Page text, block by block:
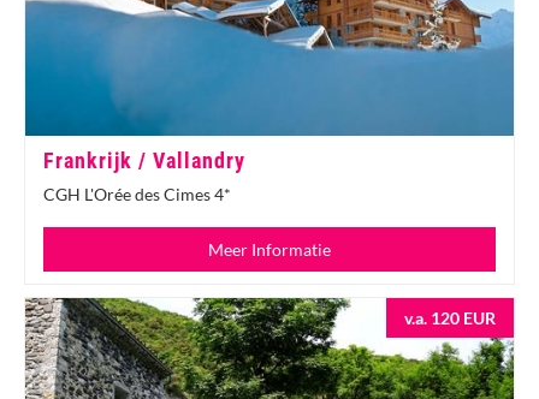
Frankrijk / Vallandry
CGH L'Orée des Cimes 4*
Meer Informatie
v.a. 120 EUR